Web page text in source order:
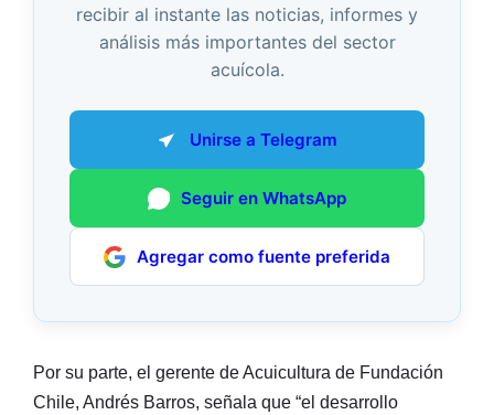
recibir al instante las noticias, informes y
análisis más importantes del sector
acuícola.
Unirse a Telegram
Seguir en WhatsApp
Agregar como fuente preferida
Por su parte, el gerente de Acuicultura de Fundación
Chile, Andrés Barros, señala que “el desarrollo